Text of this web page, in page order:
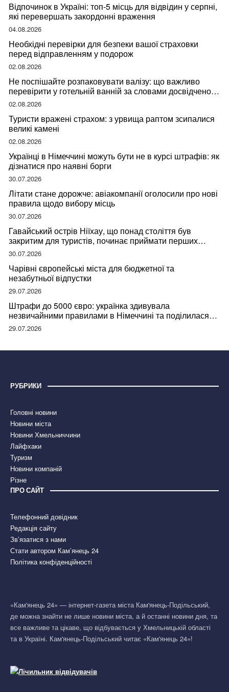
Відпочинок в Україні: топ-5 місць для відвідин у серпні,
які перевершать закордонні враження
04.08.2026
Необхідні перевірки для безпеки вашої страховки
перед відправленням у подорож
02.08.2026
Не поспішайте розпаковувати валізу: що важливо
перевірити у готельній ванній за словами досвідченої
мандрівниці
02.08.2026
Туристи вражені страхом: з урвища раптом зсипалися
великі камені
02.08.2026
Українці в Німеччині можуть бути не в курсі штрафів: як
дізнатися про наявні борги
30.07.2026
Літати стане дорожче: авіакомпанії оголосили про нові
правила щодо вибору місць
30.07.2026
Гавайський острів Ніїхау, що понад століття був
закритим для туристів, починає приймати перших
відвідувачів
30.07.2026
Чарівні європейські міста для бюджетної та
незабутньої відпустки
29.07.2026
Штрафи до 5000 євро: українка здивувала
незвичайними правилами в Німеччині та поділилася
правдою
29.07.2026
РУБРИКИ
Головні новини
Новини міста
Новини Хмельниччини
Лайфхаки
Туризм
Новини компаній
Різне
ПРО САЙТ
Телефонний довідник
Редакція сайту
Зв’язатися з нами
Стати автором Кам’янець 24
Політика конфіденційності
«Кам'янець 24» — інтернет-газета міста Кам'янець-Подільський,
де можна знайти не лише новини міста, а й останні новини дня, та
все важливе та цікаве, що відбувається у Хмельницькій області
та в Україні. Кам'янець-Подільський читає «Кам'янець 24»!